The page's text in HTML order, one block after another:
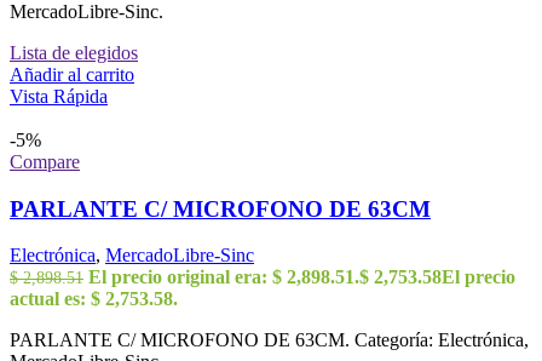
MercadoLibre-Sinc.
Lista de elegidos
Añadir al carrito
Vista Rápida
-5%
Compare
PARLANTE C/ MICROFONO DE 63CM
Electrónica, MercadoLibre-Sinc
$2,898.51 El precio original era: $ 2,898.51.$ 2,753.58El precio
actual es: $ 2,753.58.
PARLANTE C/ MICROFONO DE 63CM. Categoría: Electrónica,